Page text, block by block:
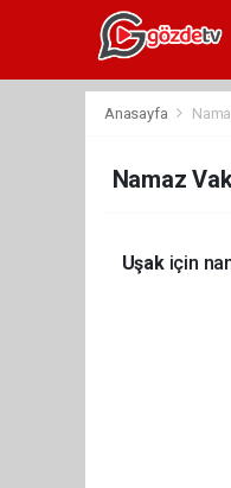
Anasayfa
Namaz
Uşakiçin